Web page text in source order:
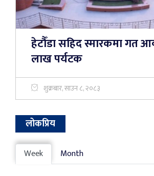
हेटौँडा सहिद स्मारकमा गत
लाख पर्यटक
शुक्रबार, साउन ८, २०८३
लोकप्रिय
Week Month